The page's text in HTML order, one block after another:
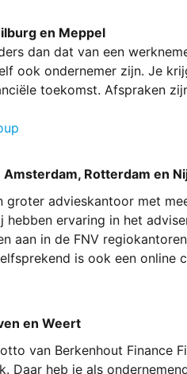
en Meppel
dan dat van een
ook ondernemer zijn. Je
toekomst. Afspraken
Rotterdam en
groter advieskantoor met
hebben ervaring in het
aan in de FNV
is ook een online
en Weert
van Berkenhout Finance
Daar heb je als